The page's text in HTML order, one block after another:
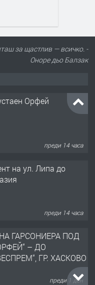
за щастлив — всичко. -
Оноре дьо Балзак
Орфей
преди 14 часа
на ул. Липа до
преди 14 часа
ГАРСОНИЕРА ПОД
– ДО
ГР. ХАСКОВО
преди 1 ден